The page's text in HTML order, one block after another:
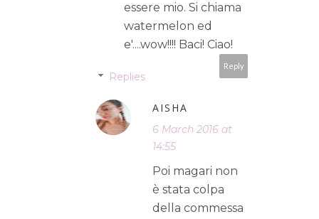
essere mio. Si chiama
watermelon ed
e'....wow!!!! Baci! Ciao!
Reply
Replies
AISHA
6 March 2016 at
14:55
Poi magari non
è stata colpa
della commessa